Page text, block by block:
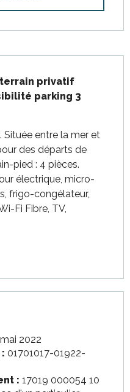
terrain privatif
parking 3
Située entre la mer et
des départs de
pied : 4 pièces.
électrique, micro-
frigo-congélateur,
Fi Fibre, TV,
2022
01701017-01922-
: 17019 000054 10